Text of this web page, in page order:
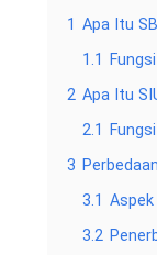
1 Apa Itu
1.1
2 Apa Itu
2.1
3
3.1
3.2